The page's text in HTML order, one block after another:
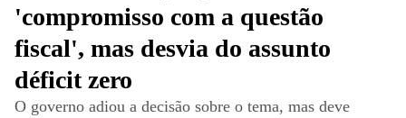
'compromisso com a questão
fiscal', mas desvia do assunto
déficit zero
O governo adiou a decisão sobre o tema, mas deve